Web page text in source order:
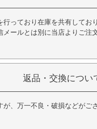
っており在庫を共有して
ールとは別に当店よりご注
返品・交換につい
、万一不良・破損などが